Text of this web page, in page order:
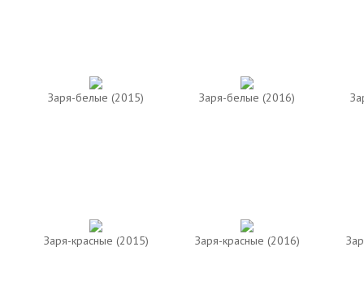
Заря-белые (2015) Заря-белые (2016)
Заря-красные (2015) Заря-красные (2016)